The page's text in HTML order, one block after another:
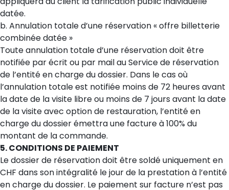
datée.
b. Annulation totale d’une réservation « offre billetterie
combinée datée »
Toute annulation totale d’une réservation doit être
notifiée par écrit ou par mail au Service de réservation
de l’entité en charge du dossier. Dans le cas où
l’annulation totale est notifiée moins de 72 heures avant
la date de la visite libre ou moins de 7 jours avant la date
de la visite avec option de restauration, l’entité en
charge du dossier émettra une facture à 100% du
montant de la commande.
5. CONDITIONS DE PAIEMENT
Le dossier de réservation doit être soldé uniquement en
CHF dans son intégralité le jour de la prestation à l’entité
en charge du dossier. Le paiement sur facture n’est pas